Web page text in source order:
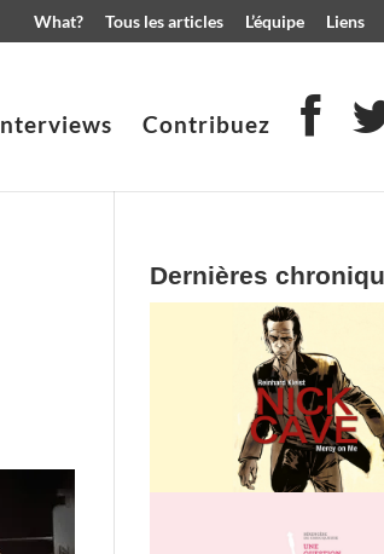
What? Tous les articles L’équipe Liens
Contribuez
Dernières